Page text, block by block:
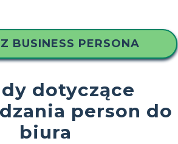
BUSINESS PERSONA
dotyczące
person do
biura